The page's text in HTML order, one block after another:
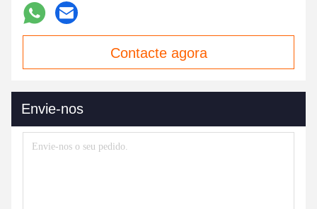
Contacte agora
Envie-nos